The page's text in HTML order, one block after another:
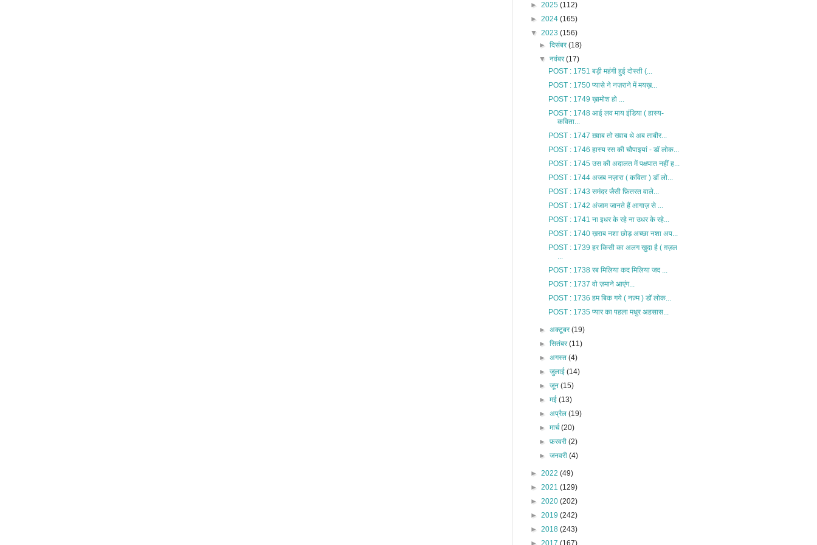
► 2025 (112)
► 2024 (165)
▼ 2023 (156)
►दिसंबर(18)
▼नवंबर(17)
POST : 1751 बड़ी महंगी हुई दोस्ती (...
POST : 1750 प्यासे ने नज़राने में मयख़...
POST : 1749 ख़ामोश हो ...
POST : 1748 आई लव माय इंडिया ( हास्य-
कविता...
POST : 1747 ख़्वाब तो ख्वाब थे अब ताबीर...
POST : 1746 हास्य रस की चौपाइयां - डॉ लोक...
POST : 1745 उस की अदालत में पक्षपात नहीं ह...
POST : 1744 अजब नज़ारा ( कविता ) डॉ लो...
POST : 1743 समंदर जैसी फ़ितरत वाले...
POST : 1742 अंजाम जानते हैं आगाज़ से ...
POST : 1741 ना इधर के रहे ना उधर के रहे...
POST : 1740 ख़राब नशा छोड़ अच्छा नशा अप...
POST : 1739 हर किसी का अलग ख़ुदा है ( ग़ज़ल
POST : 1738 रब मिलिया कद मिलिया जद ...
POST : 1737 वो ज़माने आएंग...
POST : 1736 हम बिक गये ( नज़्म ) डॉ लोक...
POST : 1735 प्यार का पहला मधुर अहसास...
►अक्टूबर(19)
►सितंबर(11)
►अगस्त(4)
►जुलाई(14)
►जून(15)
►मई(13)
►अप्रैल(19)
►मार्च(20)
►फ़रवरी(2)
►जनवरी(4)
► 2022 (49)
► 2021 (129)
► 2020 (202)
► 2019 (242)
► 2018 (243)
► 2017 (167)